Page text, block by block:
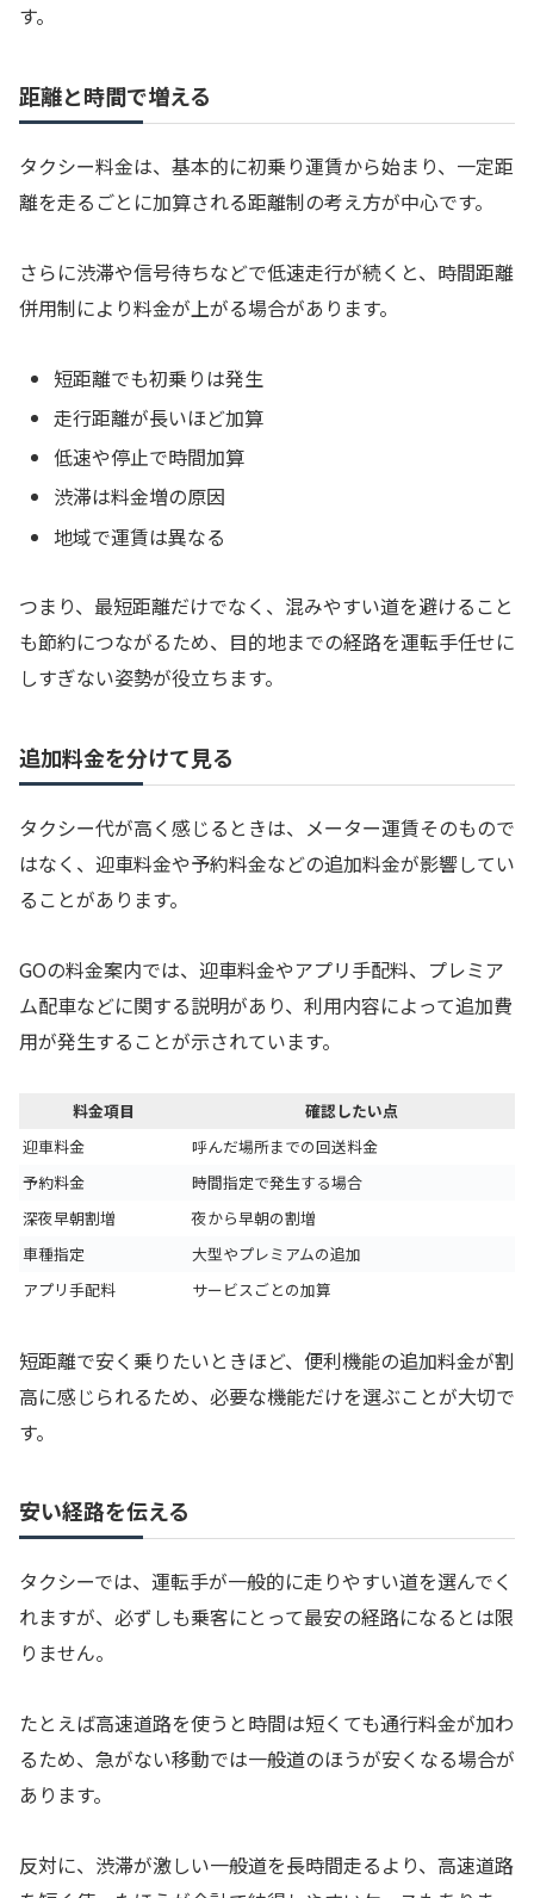
す。
距離と時間で増える
タクシー料金は、基本的に初乗り運賃から始まり、一定距
離を走るごとに加算される距離制の考え方が中心です。
さらに渋滞や信号待ちなどで低速走行が続くと、時間距離
併用制により料金が上がる場合があります。
短距離でも初乗りは発生
走行距離が長いほど加算
低速や停止で時間加算
渋滞は料金増の原因
地域で運賃は異なる
つまり、最短距離だけでなく、混みやすい道を避けること
も節約につながるため、目的地までの経路を運転手任せに
しすぎない姿勢が役立ちます。
追加料金を分けて見る
タクシー代が高く感じるときは、メーター運賃そのもので
はなく、迎車料金や予約料金などの追加料金が影響してい
ることがあります。
GOの料金案内では、迎車料金やアプリ手配料、プレミア
ム配車などに関する説明があり、利用内容によって追加費
用が発生することが示されています。
料金項目
確認したい点
迎車料金
呼んだ場所までの回送料金
予約料金
時間指定で発生する場合
深夜早朝割増
夜から早朝の割増
車種指定
大型やプレミアムの追加
アプリ手配料
サービスごとの加算
短距離で安く乗りたいときほど、便利機能の追加料金が割
高に感じられるため、必要な機能だけを選ぶことが大切で
す。
安い経路を伝える
タクシーでは、運転手が一般的に走りやすい道を選んでく
れますが、必ずしも乗客にとって最安の経路になるとは限
りません。
たとえば高速道路を使うと時間は短くても通行料金が加わ
るため、急がない移動では一般道のほうが安くなる場合が
あります。
反対に、渋滞が激しい一般道を長時間走るより、高速道路